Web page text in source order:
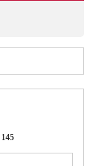
145